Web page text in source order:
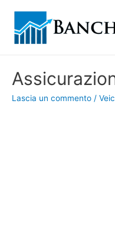
Lascia un commento /